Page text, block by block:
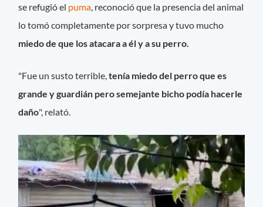
se refugió el puma , reconoció que la presencia del animal
lo tomó completamente por sorpresa y tuvo mucho
miedo de que los atacara a él y a su perro.
"Fue un susto terrible,tenía miedo del perro que es
grande y guardián pero semejante bicho podía hacerle
daño", relató.